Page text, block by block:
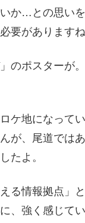
か…との思い
要がありますね
のポスターが。
ケ地になってい
が、尾道では
たよ。
る情報拠点」
、強く感じてい